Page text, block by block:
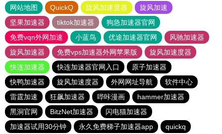
网站地图 QuickQ 旋风加速度器
旋风加速
坚果加速器
tiktok加速器
狗急加速器官网
免费vqn外网加速
小蓝鸟 优途加速器官网
风驰加速器
旋风加速器
免费vps加速器外网苹果版
旋风加速度器
快连加速器
快连加速器官网入口
原子加速器
快鸭加速器
旋风加速度器 外网网址导航
软件中心
雷霆加速
狂飙加速器 哔咔漫画
hammer加速器
黑洞官网
BitzNet加速器
闪电猫加速器
加速器试用30分钟
永久免费梯子加速器app
quickq